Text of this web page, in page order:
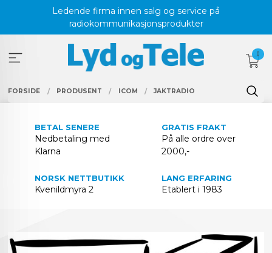
Ledende firma innen salg og service på
radiokommunikasjonsprodukter
0
FORSIDE PRODUSENT ICOM JAKTRADIO
BETAL SENERE
Nedbetaling med
Klarna
GRATIS FRAKT
På alle ordre over
2000,-
NORSK NETTBUTIKK
Kvenildmyra 2
LANG ERFARING
Etablert i 1983